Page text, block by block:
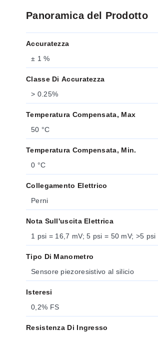
Panoramica del Prodotto
Accuratezza
± 1 %
Classe Di Accuratezza
> 0.25%
Temperatura Compensata, Max
50 °C
Temperatura Compensata, Min.
0 °C
Collegamento Elettrico
Perni
Nota Sull'uscita Elettrica
1 psi = 16,7 mV; 5 psi = 50 mV; >5
Tipo Di Manometro
Sensore piezoresistivo al silicio
Isteresi
0,2% FS
Resistenza Di Ingresso